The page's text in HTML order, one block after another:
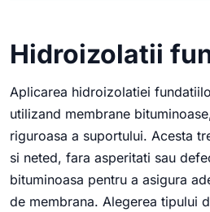
Hidroizolatii
Aplicarea hidroizolatiei
utilizand membrane
riguroasa a suportului. Acesta
si neted, fara asperitati sau
bituminoasa pentru a asigura
de membrana. Alegerea tipului